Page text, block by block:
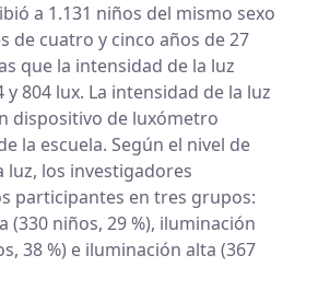
a 1.131 niños del mismo sexo
de cuatro y cinco años de 27
que la intensidad de la luz
y 804 lux. La intensidad de la luz
dispositivo de luxómetro
la escuela. Según el nivel de
luz, los investigadores
participantes en tres grupos:
(330 niños, 29 %), iluminación
38 %) e iluminación alta (367